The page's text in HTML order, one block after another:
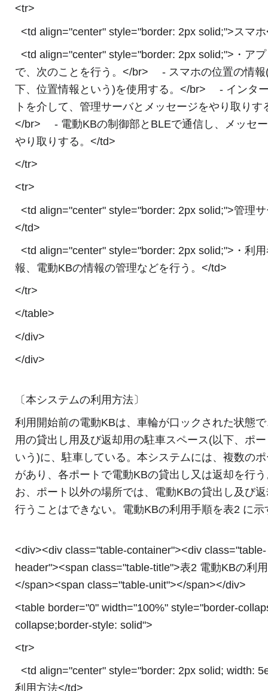
<tr>
<td align="center" style="border: 2px solid;">スマ
<td align="center" style="border: 2px solid;">・ア
で、次のことを行う。</br> - スマホの位置の情報
下、位置情報という)を使用する。</br> - インタ
トを介して、管理サーバとメッセージをやり取りす
</br> - 電動KBの制御部とBLEで通信し、メッセ
やり取りする。</td>
</tr>
<tr>
<td align="center" style="border: 2px solid;">管理
</td>
<td align="center" style="border: 2px solid;">・利
報、電動KBの情報の管理などを行う。</td>
</tr>
</table>
</div>
</div>
〔本システムの利用方法〕
利用開始前の電動KBは、車輪が口ックされた状態
用の貸出し用及び返却用の駐車スペース(以下、ポ
いう)に、駐車している。本システムには、複数の
があり、各ポートで電動KBの貸出し又は返却を行
お、ポート以外の場所では、電動KBの貸出し及び
行うことはできない。電動KBの利用手順を表2 に示
<div><div class="table-container"><div class="table-
header"><span class="table-title">表2 電動KBの利
</span><span class="table-unit"></span></div>
<table border="0" width="100%" style="border-
collapse;border-style: solid">
<tr>
<td align="center" style="border: 2px solid; width:
利用方法</td>